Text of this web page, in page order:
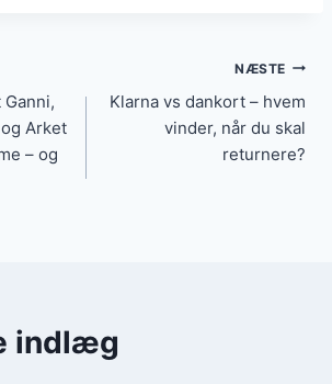
Arket
– og
NÆSTE
Klarna vs dankort – hvem
vinder, når du skal
returnere?
indlæg